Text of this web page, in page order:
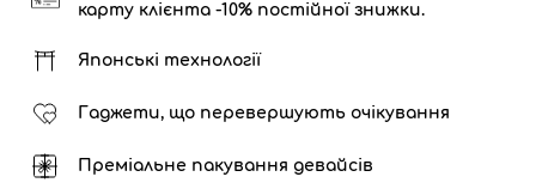
карту клієнта -10% постійної знижки.
Японські технології
Гаджети, що перевершують очікування
Преміальне пакування девайсів